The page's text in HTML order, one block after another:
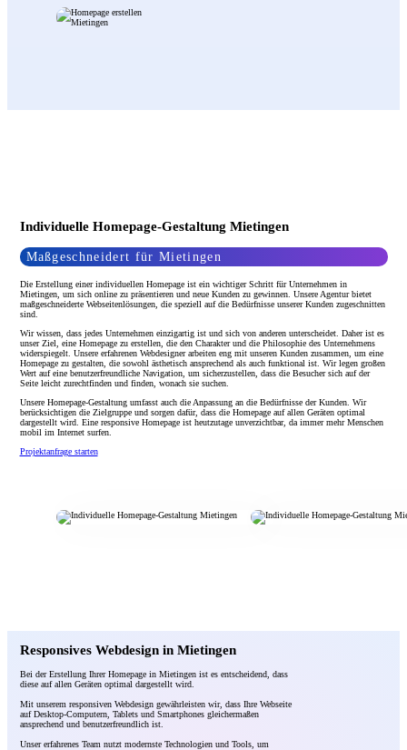
Individuelle Homepage-Gestaltung Mietingen
Maßgeschneidert für Mietingen
Die Erstellung einer individuellen Homepage ist ein wichtiger Schritt für Unternehmen in
Mietingen, um sich online zu präsentieren und neue Kunden zu gewinnen. Unsere Agentur bietet
maßgeschneiderte Webseitenlösungen, die speziell auf die Bedürfnisse unserer Kunden zugeschnitten
sind.
Wir wissen, dass jedes Unternehmen einzigartig ist und sich von anderen unterscheidet. Daher ist es
unser Ziel, eine Homepage zu erstellen, die den Charakter und die Philosophie des Unternehmens
widerspiegelt. Unsere erfahrenen Webdesigner arbeiten eng mit unseren Kunden zusammen, um eine
Homepage zu gestalten, die sowohl ästhetisch ansprechend als auch funktional ist. Wir legen großen
Wert auf eine benutzerfreundliche Navigation, um sicherzustellen, dass die Besucher sich auf der
Seite leicht zurechtfinden und finden, wonach sie suchen.
Unsere Homepage-Gestaltung umfasst auch die Anpassung an die Bedürfnisse der Kunden. Wir
berücksichtigen die Zielgruppe und sorgen dafür, dass die Homepage auf allen Geräten optimal
dargestellt wird. Eine responsive Homepage ist heutzutage unverzichtbar, da immer mehr Menschen
mobil im Internet surfen.
Projektanfrage starten
Responsives Webdesign in Mietingen
Bei der Erstellung Ihrer Homepage in Mietingen ist es entscheidend, dass
diese auf allen Geräten optimal dargestellt wird.
Mit unserem responsiven Webdesign gewährleisten wir, dass Ihre Webseite
auf Desktop-Computern, Tablets und Smartphones gleichermaßen
ansprechend und benutzerfreundlich ist.
Unser erfahrenes Team nutzt modernste Technologien und Tools, um